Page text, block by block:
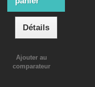
Détails
Ajouter au
comparateur